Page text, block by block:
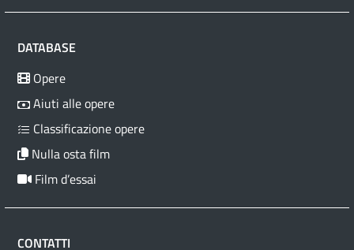
DATABASE
Opere
Aiuti alle opere
Classificazione opere
Nulla osta film
Film d’essai
CONTATTI